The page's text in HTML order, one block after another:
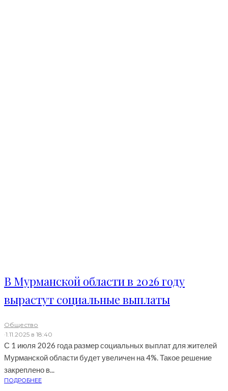
В Мурманской области в 2026 году
вырастут социальные выплаты
Общество
·1.11.2025 в 18:40
С 1 июля 2026 года размер социальных выплат для жителей
Мурманской области будет увеличен на 4%. Такое решение
закреплено в...
ПОДРОБНЕЕ